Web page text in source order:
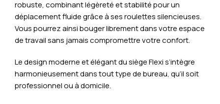
robuste, combinant légèreté et stabilité pour un
déplacement fluide grâce à ses roulettes silencieuses.
Vous pourrez ainsi bouger librement dans votre espace
de travail sans jamais compromettre votre confort.
Le design moderne et élégant du siège Flexi s’intègre
harmonieusement dans tout type de bureau, qu’il soit
professionnel ou à domicile.